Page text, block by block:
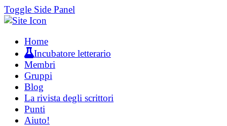
Toggle Side Panel
Home
Incubatore letterario
Membri
Gruppi
Blog
La rivista degli scrittori
Punti
Aiuto!